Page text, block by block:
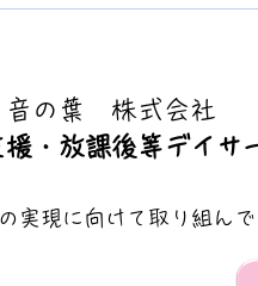
​音の葉 株式会社
・放課後等デイサ
実現に向けて取り組んで